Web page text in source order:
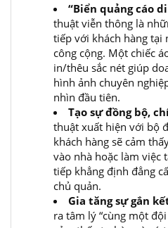
“Biển quảng cáo
thuật viễn thông là
tiếp với khách hàng tại
công cộng. Một chiếc
in/thêu sắc nét giúp
hình ảnh chuyên
nhìn đầu tiên.
Tạo sự đồng bộ,
thuật xuất hiện với bộ
khách hàng sẽ cảm
vào nhà hoặc làm việc
tiếp khẳng định đẳng
chủ quản.
Gia tăng sự gắn
ra tâm lý “cùng một